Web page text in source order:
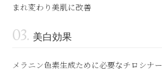
まれ変わり美肌に改善
美白効果
メラニン色素生成ために必要なチロシナ